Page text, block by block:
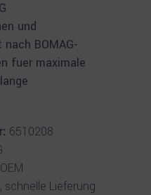
und
BOMAG-
fuer maximale
6510208
schnelle Lieferung